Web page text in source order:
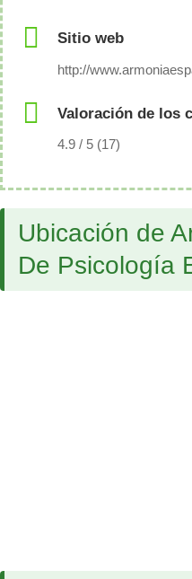
Sitio web
http://
Valoración de los
4.9 / 5 (17)
Ubicación de
De Psicología